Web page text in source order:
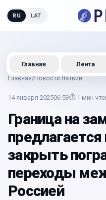
RU LAT
Главная/Новости Латвии
14 января 202506:53⏱ 1 мин
Граница на
закрыть
переходы
Россией
Главная Лента